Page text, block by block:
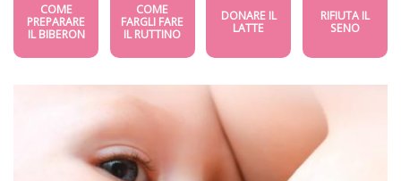
COME
PREPARARE
IL BIBERON
COME
FARGLI FARE
IL RUTTINO
DONARE IL
LATTE
RIFIUTA IL
SENO